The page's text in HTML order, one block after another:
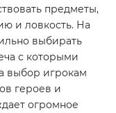
предметы,
и ловкость. На
выбирать
с которыми
выбор игрокам
героев и
огромное